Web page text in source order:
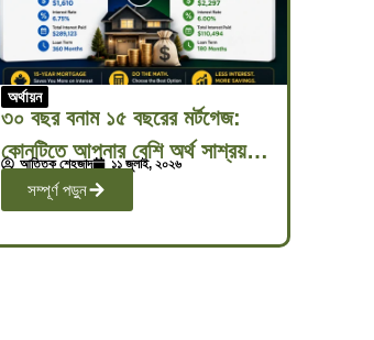
অর্থায়ন
৩০ বছর বনাম ১৫ বছরের মর্টগেজ:
কোনটিতে আপনার বেশি অর্থ সাশ্রয়
হয়?
আত্তিক শেহজাদ ১১ জুলাই, ২০২৬
সম্পূর্ণ পড়ুন